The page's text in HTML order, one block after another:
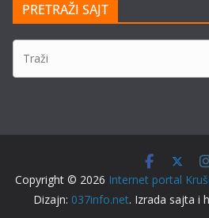
PRETRAŽI SAJT
Copyright © 2026 Internet portal
Dizajn: 037info.net. Izrada sajta i